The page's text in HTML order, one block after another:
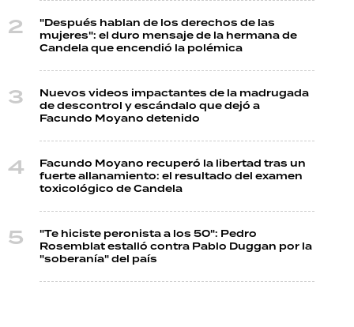
"Después hablan de los derechos de las
mujeres": el duro mensaje de la hermana de
Candela que encendió la polémica
Nuevos videos impactantes de la madrugada
de descontrol y escándalo que dejó a
Facundo Moyano detenido
Facundo Moyano recuperó la libertad tras un
fuerte allanamiento: el resultado del examen
toxicológico de Candela
"Te hiciste peronista a los 50": Pedro
Rosemblat estalló contra Pablo Duggan por la
"soberanía" del país